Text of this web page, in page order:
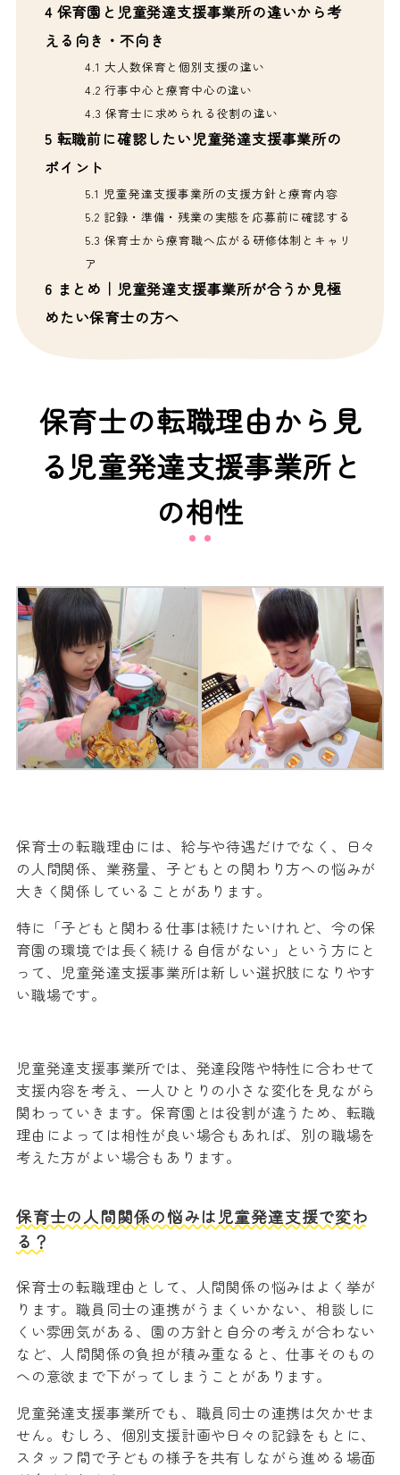
4保育園と児童発達支援事業所の違いから考
える向き・不向き
4.1 大人数保育と個別支援の違い
4.2 行事中心と療育中心の違い
4.3 保育士に求められる役割の違い
5 転職前に確認したい児童発達支援事業所の
ポイント
5.1 児童発達支援事業所の支援方針と療育内容
5.2 記録・準備・残業の実態を応募前に確認する
5.3 保育士から療育職へ広がる研修体制とキャリ
ア
6 まとめ｜児童発達支援事業所が合うか見極
めたい保育士の方へ
保育士の転職理由から見
る児童発達支援事業所と
の相性
保育士の転職理由には、給与や待遇だけでなく、日々
の人間関係、業務量、子どもとの関わり方への悩みが
大きく関係していることがあります。
特に「子どもと関わる仕事は続けたいけれど、今の保
育園の環境では長く続ける自信がない」という方にと
って、児童発達支援事業所は新しい選択肢になりやす
い職場です。
児童発達支援事業所では、発達段階や特性に合わせて
支援内容を考え、一人ひとりの小さな変化を見ながら
関わっていきます。保育園とは役割が違うため、転職
理由によっては相性が良い場合もあれば、別の職場を
考えた方がよい場合もあります。
保育士の人間関係の悩みは児童発達支援で変わ
る？
保育士の転職理由として、人間関係の悩みはよく挙が
ります。職員同士の連携がうまくいかない、相談しに
くい雰囲気がある、園の方針と自分の考えが合わない
など、人間関係の負担が積み重なると、仕事そのもの
への意欲まで下がってしまうことがあります。
児童発達支援事業所でも、職員同士の連携は欠かせま
せん。むしろ、個別支援計画や日々の記録をもとに、
スタッフ間で子どもの様子を共有しながら進める場面